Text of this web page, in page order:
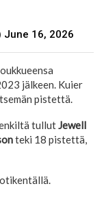
June 16, 2026
jälkeen. Kuier
pistettä.
tullutJewell
teki 18 pistettä,